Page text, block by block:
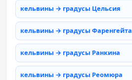
кельвины → градусы Цельсия
кельвины → градусы Фаренгейта
кельвины → градусы Ранкина
кельвины → градусы Реомюра